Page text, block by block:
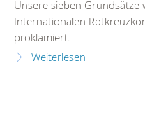
Unsere sieben Grundsätze
Internationalen
proklamiert.
Weiterlesen